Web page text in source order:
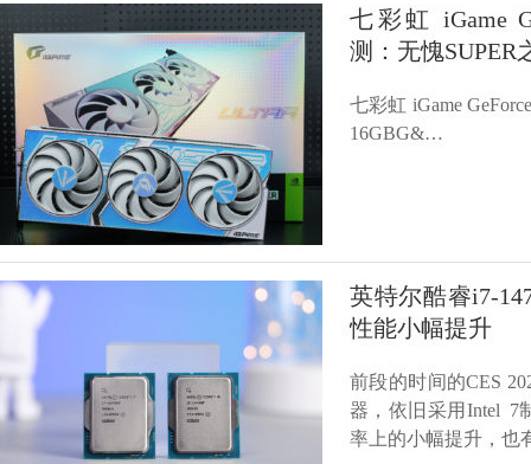
七彩虹 iGame
测：无愧SUPER
七彩虹 iGame
16GBG&…
英特尔酷睿i7-
性能小幅提升
前段的时间的CES
器，依旧采用Intel 7
率上的小幅提升，